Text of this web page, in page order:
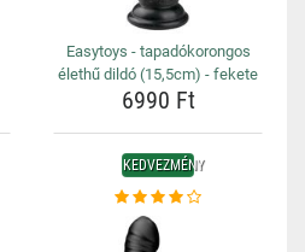
Easytoys - tapadókorongos
élethű dildó (15,5cm) - fekete
6990 Ft
KEDVEZMÉNY